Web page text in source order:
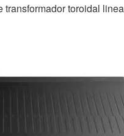
toroidal